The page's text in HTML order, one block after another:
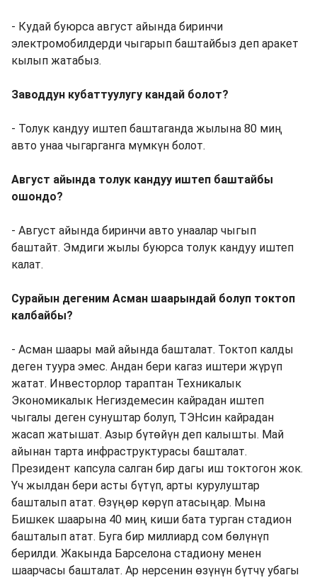
- Кудай буюрса август айында биринчи
электромобилдерди чыгарып баштайбыз деп аракет
кылып жатабыз.
Заводдун кубаттуулугу кандай болот?
- Толук кандуу иштеп баштаганда жылына 80 миң
авто унаа чыгарганга мүмкүн болот.
Август айында толук кандуу иштеп баштайбы
ошондо?
- Август айында биринчи авто унаалар чыгып
баштайт. Эмдиги жылы буюрса толук кандуу иштеп
калат.
Сурайын дегеним Асман шаарындай болуп токтоп
калбайбы?
- Асман шаары май айында башталат. Токтоп калды
деген туура эмес. Андан бери кагаз иштери жүрүп
жатат. Инвесторлор тараптан Техникалык
Экономикалык Негиздемесин кайрадан иштеп
чыгалы деген сунуштар болуп, ТЭНсин кайрадан
жасап жатышат. Азыр бүтөйүн деп калышты. Май
айынан тарта инфраструктурасы башталат.
Президент капсула салган бир дагы иш токтогон жок.
Үч жылдан бери асты бүтүп, арты курулуштар
башталып атат. Өзүңөр көрүп атасыңар. Мына
Бишкек шаарына 40 миң киши бата турган стадион
башталып атат. Буга бир миллиард сом бөлүнүп
берилди. Жакында Барселона стадиону менен
шаарчасы башталат. Ар нерсенин өзүнүн бүтчү убагы